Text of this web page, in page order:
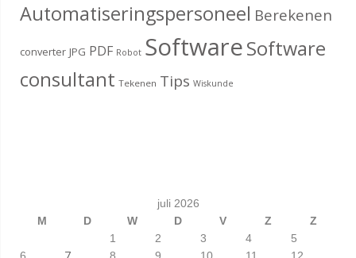
Automatiseringspersoneel Berekenen
converter JPG PDF Robot SoftwareSoftware
consultant Tekenen Tips Wiskunde
juli 2026
M
D W D V Z
Z
1
2 3 4
5